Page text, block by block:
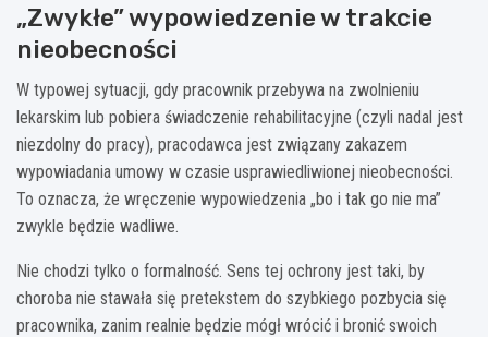
„Zwykłe” wypowiedzenie w trakcie
nieobecności
W typowej sytuacji, gdy pracownik przebywa na zwolnieniu
lekarskim lub pobiera świadczenie rehabilitacyjne (czyli nadal jest
niezdolny do pracy), pracodawca jest związany zakazem
wypowiadania umowy w czasie usprawiedliwionej nieobecności.
To oznacza, że wręczenie wypowiedzenia „bo i tak go nie ma”
zwykle będzie wadliwe.
Nie chodzi tylko o formalność. Sens tej ochrony jest taki, by
choroba nie stawała się pretekstem do szybkiego pozbycia się
pracownika, zanim realnie będzie mógł wrócić i bronić swoich